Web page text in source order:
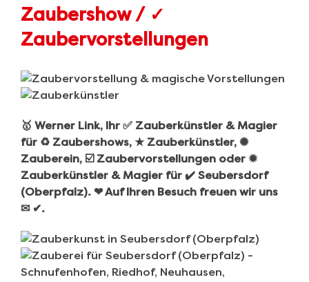
🥇 Werner Link, Ihr ✅ Zauberkünstler & Magier
für ♻ Zaubershows, ★ Zauberkünstler, ✺
Zauberein, ☑️ Zaubervorstellungen oder ✹
Zauberkünstler & Magier für ✔️ Seubersdorf
(Oberpfalz). ❤ Auf Ihren Besuch freuen wir uns
✉ ✔.